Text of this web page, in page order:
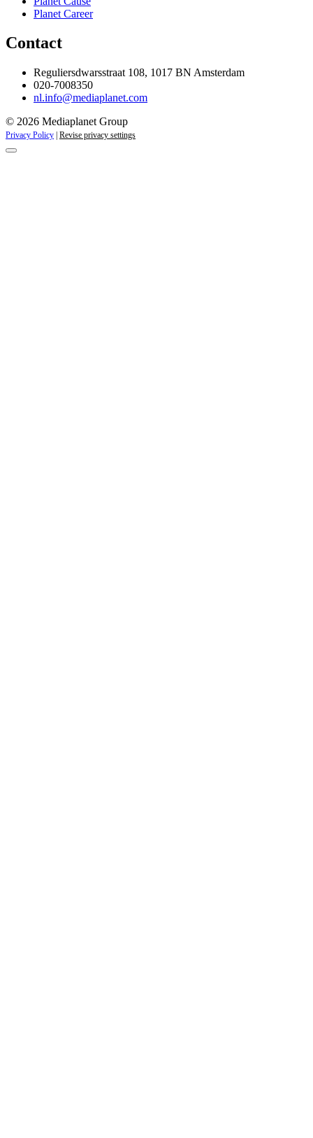
Planet Career
Contact
Reguliersdwarsstraat 108, 1017 BN Amsterdam
020-7008350
nl.info@mediaplanet.com
© 2026 Mediaplanet Group
Privacy Policy Revise privacy settings